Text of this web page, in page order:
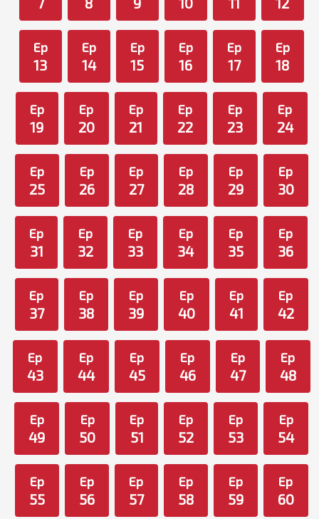
Ep
13
Ep
14
Ep
15
Ep
16
Ep
17
Ep
18
Ep
19
Ep
20
Ep
21
Ep
22
Ep
23
Ep
24
Ep
25
Ep
26
Ep
27
Ep
28
Ep
29
Ep
30
Ep
31
Ep
32
Ep
33
Ep
34
Ep
35
Ep
36
Ep
37
Ep
38
Ep
39
Ep
40
Ep
41
Ep
42
Ep
43
Ep
44
Ep
45
Ep
46
Ep
47
Ep
48
Ep
49
Ep
50
Ep
51
Ep
52
Ep
53
Ep
54
Ep
55
Ep
56
Ep
57
Ep
58
Ep
59
Ep
60